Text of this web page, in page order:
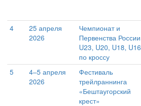
4
25 апреля
2026
Чемпионат и
Первенства России
U23, U20, U18, U16
по кроссу
5
4–5 апреля
2026
Фестиваль
трейлраннинга
«Бештаугорский
крест»